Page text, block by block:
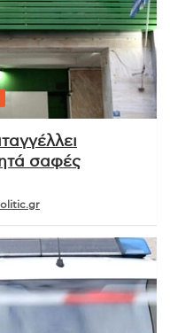
σαφές